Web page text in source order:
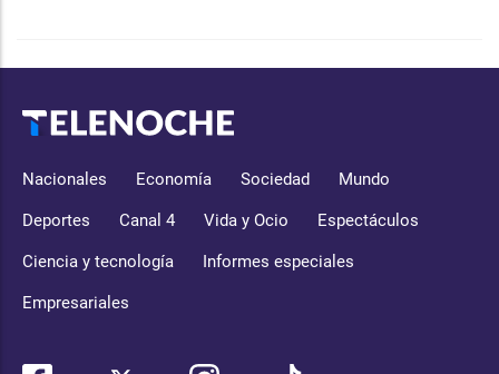
Nacionales Economía Sociedad Mundo
Deportes Canal 4 Vida y Ocio Espectáculos
Ciencia y tecnología Informes especiales
Empresariales